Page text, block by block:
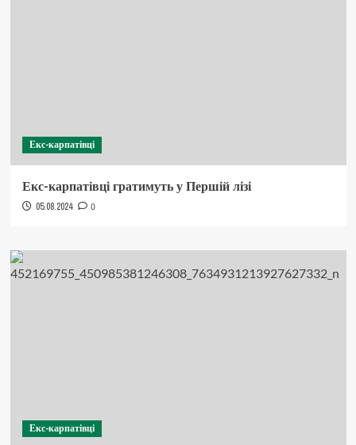
Екс-карпатівці
Екс-карпатівці гратимуть у Першій лізі
05.08.2024 0
Екс-карпатівці